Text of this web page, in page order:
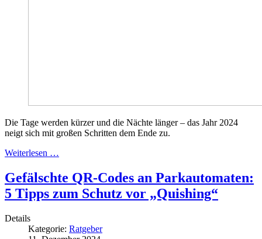
Die Tage werden kürzer und die Nächte länger – das Jahr 2024
neigt sich mit großen Schritten dem Ende zu.
Weiterlesen …
Gefälschte QR-Codes an Parkautomaten:
5 Tipps zum Schutz vor „Quishing“
Details
Kategorie: Ratgeber